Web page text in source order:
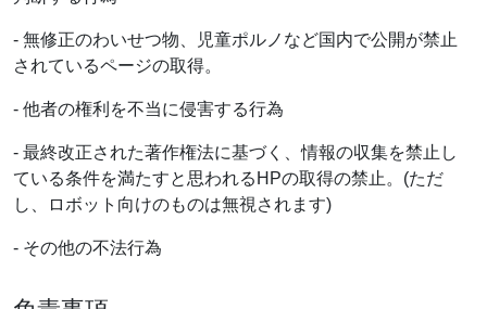
- 無修正のわいせつ物、児童ポルノなど国内で公開が禁止
されているページの取得。
- 他者の権利を不当に侵害する行為
- 最終改正された著作権法に基づく、情報の収集を禁止し
ている条件を満たすと思われるHPの取得の禁止。(ただ
し、ロボット向けのものは無視されます)
- その他の不法行為